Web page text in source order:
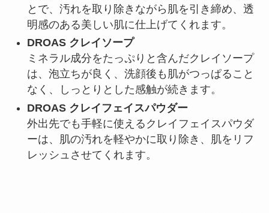
とで、汚れを取り除きながら肌を引き締め、透
明感のある美しい肌に仕上げてくれます。
DROAS クレイソープ
ミネラル成分をたっぷりと含んだクレイソープ
は、泡立ちが良く、洗顔後も肌がつっぱること
なく、しっとりとした感触が続きます。
DROAS クレイフェイスパウダー
外出先でも手軽に使えるクレイフェイスパウダ
ーは、肌の汚れを軽やかに取り除き、肌をリフ
レッシュさせてくれます。